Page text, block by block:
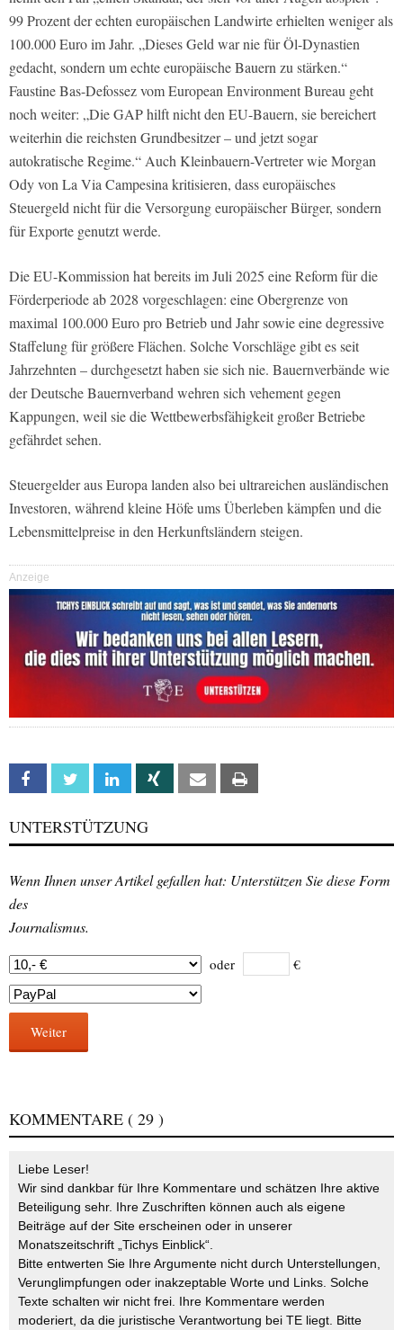
99 Prozent der echten europäischen Landwirte erhielten weniger als
100.000 Euro im Jahr. „Dieses Geld war nie für Öl-Dynastien
gedacht, sondern um echte europäische Bauern zu stärken.“
Faustine Bas-Defossez vom European Environment Bureau geht
noch weiter: „Die GAP hilft nicht den EU-Bauern, sie bereichert
weiterhin die reichsten Grundbesitzer – und jetzt sogar
autokratische Regime.“ Auch Kleinbauern-Vertreter wie Morgan
Ody von La Via Campesina kritisieren, dass europäisches
Steuergeld nicht für die Versorgung europäischer Bürger, sondern
für Exporte genutzt werde.
Die EU-Kommission hat bereits im Juli 2025 eine Reform für die
Förderperiode ab 2028 vorgeschlagen: eine Obergrenze von
maximal 100.000 Euro pro Betrieb und Jahr sowie eine degressive
Staffelung für größere Flächen. Solche Vorschläge gibt es seit
Jahrzehnten – durchgesetzt haben sie sich nie. Bauernverbände wie
der Deutsche Bauernverband wehren sich vehement gegen
Kappungen, weil sie die Wettbewerbsfähigkeit großer Betriebe
gefährdet sehen.
Steuergelder aus Europa landen also bei ultrareichen ausländischen
Investoren, während kleine Höfe ums Überleben kämpfen und die
Lebensmittelpreise in den Herkunftsländern steigen.
Anzeige
Facebook Twitter Linkedin Xing Email
UNTERSTÜTZUNG
Wenn Ihnen unser Artikel gefallen hat: Unterstützen Sie diese Form
des
Journalismus.
oder €
Weiter
KOMMENTARE ( 29 )
Liebe Leser!
Wir sind dankbar für Ihre Kommentare und schätzen Ihre aktive
Beteiligung sehr. Ihre Zuschriften können auch als eigene
Beiträge auf der Site erscheinen oder in unserer
Monatszeitschrift „Tichys Einblick“.
Bitte entwerten Sie Ihre Argumente nicht durch Unterstellungen,
Verunglimpfungen oder inakzeptable Worte und Links. Solche
Texte schalten wir nicht frei. Ihre Kommentare werden
moderiert, da die juristische Verantwortung bei TE liegt. Bitte